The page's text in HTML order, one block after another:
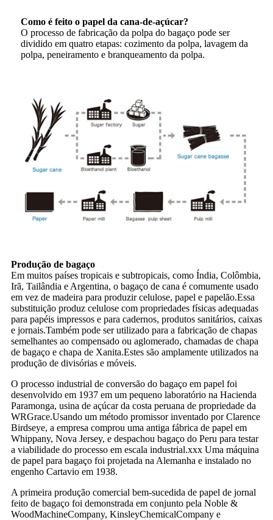
Como é feito o papel da cana-de-açúcar?
O processo de fabricação da polpa do bagaço pode ser
dividido em quatro etapas: cozimento da polpa, lavagem da
polpa, peneiramento e branqueamento da polpa.
Produção de bagaço
Em muitos países tropicais e subtropicais, como Índia, Colômbia,
Irã, Tailândia e Argentina, o bagaço de cana é comumente usado
em vez de madeira para produzir celulose, papel e papelão.Essa
substituição produz celulose com propriedades físicas adequadas
para papéis impressos e para cadernos, produtos sanitários, caixas
e jornais.Também pode ser utilizado para a fabricação de chapas
semelhantes ao compensado ou aglomerado, chamadas de chapa
de bagaço e chapa de Xanita.Estes são amplamente utilizados na
produção de divisórias e móveis.
O processo industrial de conversão do bagaço em papel foi
desenvolvido em 1937 em um pequeno laboratório na Hacienda
Paramonga, usina de açúcar da costa peruana de propriedade da
WRGrace.Usando um método promissor inventado por Clarence
Birdseye, a empresa comprou uma antiga fábrica de papel em
Whippany, Nova Jersey, e despachou bagaço do Peru para testar
a viabilidade do processo em escala industrial.xxx Uma máquina
de papel para bagaço foi projetada na Alemanha e instalado no
engenho Cartavio em 1938.
A primeira produção comercial bem-sucedida de papel de jornal
feito de bagaço foi demonstrada em conjunto pela Noble &
WoodMachineCompany, KinsleyChemicalCompany e